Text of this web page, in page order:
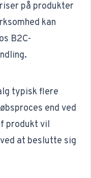
på produkter
kan
B2C-
typisk flere
end ved
produkt vil
at beslutte sig